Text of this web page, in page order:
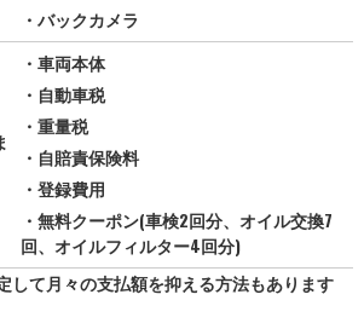
・バックカメラ
・車両本体
・自動車税
・重量税
・自賠責保険料
・登録費用
・無料クーポン(車検2回分、オイル交換7
回、オイルフィルター4回分)
して月々の支払額を抑える方法もあります